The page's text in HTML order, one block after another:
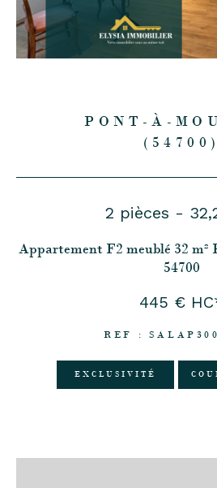
PONT-À-
(54700)
2 pièces -
Appartement F2 meublé 32 m²
54700
445 €
REF :
EXCLUSIVITÉ